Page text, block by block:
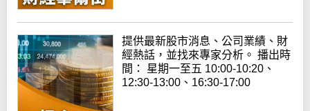
提供最新股市消息、公司業績、財
經熱話，並找來專家分析。 播出時
間： 星期一至五 10:00-10:20、
12:30-13:00、16:30-17:00